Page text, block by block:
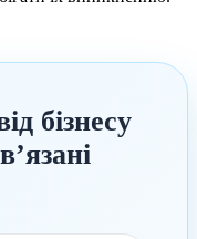
бізнесу